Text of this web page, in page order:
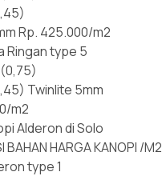
Rp. 425.000/m2
Ringan type 5
Twinlite 5mm
m2
Alderon di Solo
BAHAN HARGA KANOPI /M2
type 1